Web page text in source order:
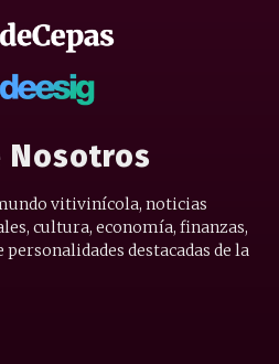
Nosotros
vitivinícola, noticias
cultura, economía, finanzas,
destacadas de la